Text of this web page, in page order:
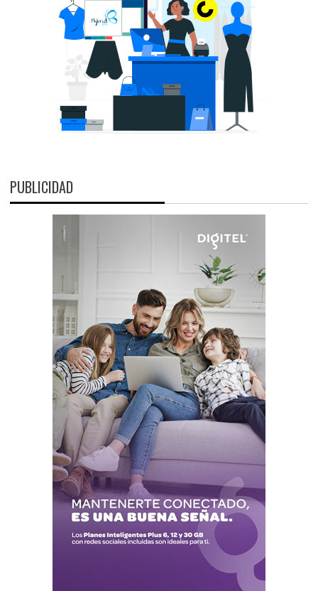
PUBLICIDAD